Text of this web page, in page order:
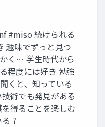
#miso 続けられる
趣味でずっと見つ
く… 学生時代から
程度には好き 勉強
くと、知っている
術でも発見がある
得ることを楽しむ
7